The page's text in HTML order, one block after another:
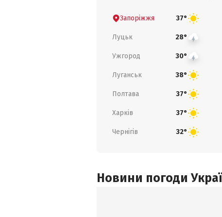
Запоріжжя 37°
Луцьк 28°
Ужгород 30°
Луганськ 38°
Полтава 37°
Харків 37°
Чернігів 32°
Новини погоди